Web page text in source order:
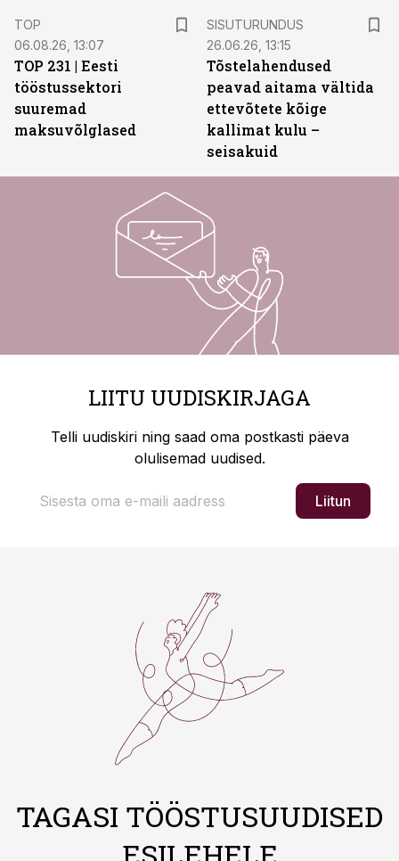
TOP
06.08.26, 13:07
TOP 231 | Eesti
tööstussektori
suuremad
maksuvõlglased
SISUTURUNDUS
26.06.26, 13:15
Tõstelahendused
peavad aitama vältida
ettevõtete kõige
kallimat kulu –
seisakuid
LIITU UUDISKIRJAGA
Telli uudiskiri ning saad oma postkasti päeva
olulisemad uudised.
Liitun
TAGASI TÖÖSTUSUUDISED